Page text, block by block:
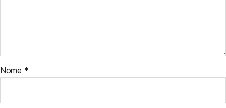
Nome *